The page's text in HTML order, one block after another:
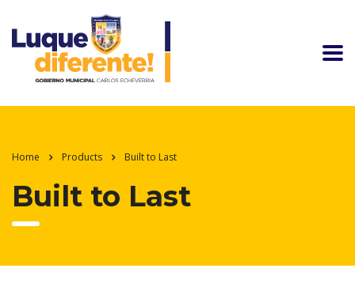
Home Products Built to Last
Built to Last